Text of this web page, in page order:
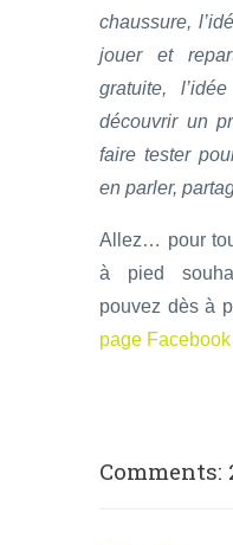
chaussure,
jouer et
gratuite,
découvrir un
faire tester
en parler,
Allez… pour
à pied
pouvez dès à
page
Comments: